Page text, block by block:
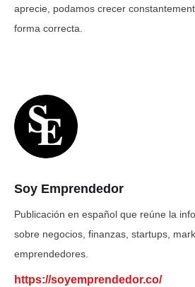
aprecie, podamos crecer
forma correcta.
Soy Emprendedor
Publicación en español que reúne la
sobre negocios, finanzas, startups,
emprendedores.
https://soyemprendedor.co/